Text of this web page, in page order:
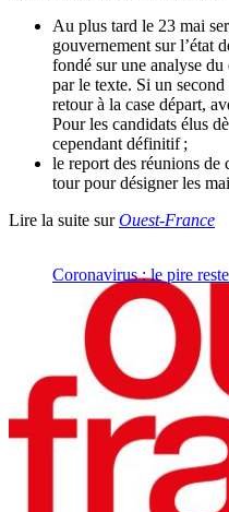
Au plus tard le 23 mai
gouvernement sur l’état
fondé sur une analyse
par le texte. Si un
retour à la case départ,
Pour les candidats élus
cependant définitif ;
le report des réunions de
tour pour désigner les
Lire la suite surOuest-France
Coronavirus : le pire